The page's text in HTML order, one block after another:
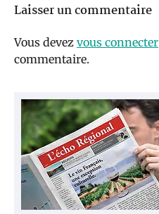
Laisser un commentaire
Vous devez vous connecter
commentaire.